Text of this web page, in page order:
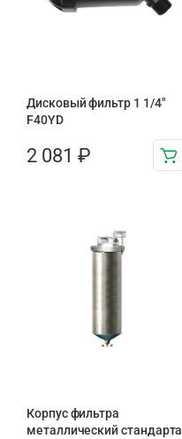
Дисковый фильтр 1 1/4″
F40YD
2 081 ₽
Корпус фильтра
металлический стандарта